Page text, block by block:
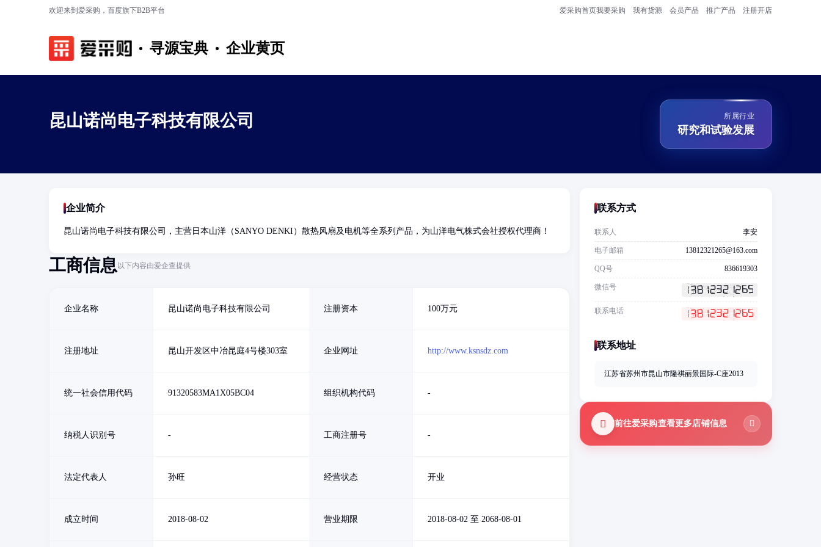
欢迎来到爱采购，百度旗下B2B平台 爱采购首页我要采购 我有货源 会员产品 推广产品 注册开店
寻源宝典 企业黄页
昆山诺尚电子科技有限公司 所属行业
研究和试验发展
企业简介
昆山诺尚电子科技有限公司，主营日本山洋（SANYO DENKI）散热风扇及电机等全系列产品，为山洋电气株式会社授权代理商！
工商信息以下内容由爱企查提供
企业名称 昆山诺尚电子科技有限公司 注册资本 100万元
注册地址 昆山开发区中冶昆庭4号楼303室 企业网址 http://www.ksnsdz.com
统一社会信用代码 91320583MA1X05BC04 组织机构代码 -
纳税人识别号 - 工商注册号 -
法定代表人 孙旺 经营状态 开业
成立时间 2018-08-02 营业期限 2018-08-02 至 2068-08-01
联系方式
联系人 李安
电子邮箱 13812321265@163.com
QQ号 836619303
微信号
联系电话
联系地址
江苏省苏州市昆山市隆祺丽景国际-C座2013
前往爱采购查看更多店铺信息